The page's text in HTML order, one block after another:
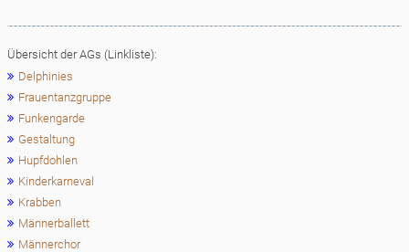
Übersicht der AGs (Linkliste):
Delphinies
Frauentanzgruppe
Funkengarde
Gestaltung
Hupfdohlen
Kinderkarneval
Krabben
Männerballett
Männerchor